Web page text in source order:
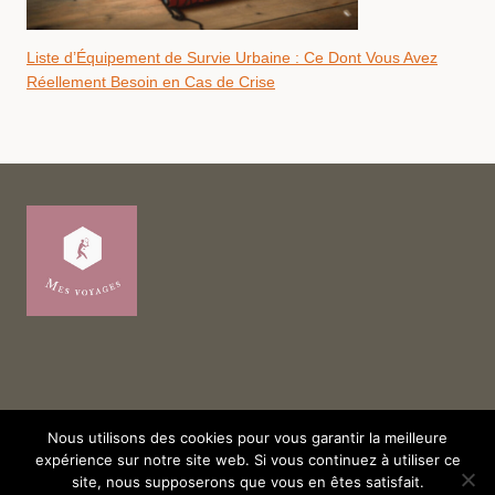
Liste d’Équipement de Survie Urbaine : Ce Dont Vous Avez
Réellement Besoin en Cas de Crise
© 2026 Mes voyages
Nous utilisons des cookies pour vous garantir la meilleure
expérience sur notre site web. Si vous continuez à utiliser ce
site, nous supposerons que vous en êtes satisfait.